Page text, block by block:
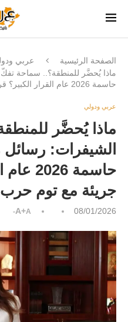
الصفحة الرئيسية
عربي
ماذا يُحضَّر للمنطقة؟.. سماحة
حاسمة 2026 عام القرار الكبير؟ قراءة جريئة مع توم حرب
عربي ودولي
ماذا يُحضَّر
الشيفرات:
حاسمة
جريئة مع توم حرب
08/01/2026
A+A-